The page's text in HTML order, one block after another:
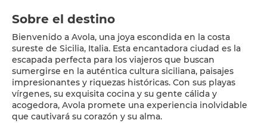
Sobre el destino
Bienvenido a Avola, una joya escondida en la costa
sureste de Sicilia, Italia. Esta encantadora ciudad es la
escapada perfecta para los viajeros que buscan
sumergirse en la auténtica cultura siciliana, paisajes
impresionantes y riquezas históricas. Con sus playas
vírgenes, su exquisita cocina y su gente cálida y
acogedora, Avola promete una experiencia inolvidable
que cautivará su corazón y su alma.